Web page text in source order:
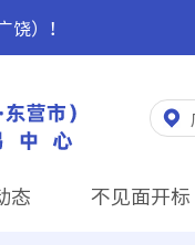
）！
态 不见面开标